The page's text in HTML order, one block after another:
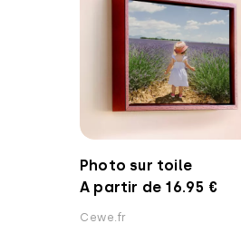
Photo sur toile
A partir de 16.95 €
Cewe.fr